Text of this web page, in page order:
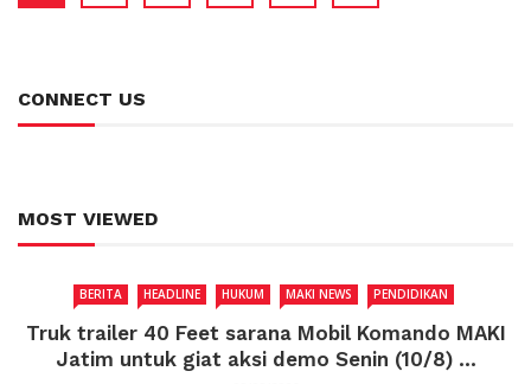
CONNECT US
MOST VIEWED
BERITA HEADLINE HUKUM MAKI NEWS PENDIDIKAN
Truk trailer 40 Feet sarana Mobil Komando MAKI
Jatim untuk giat aksi demo Senin (10/8) ...